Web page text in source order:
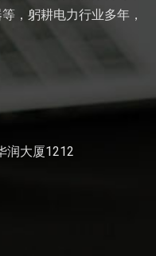
，躬耕电力行业多年，
润大厦1212